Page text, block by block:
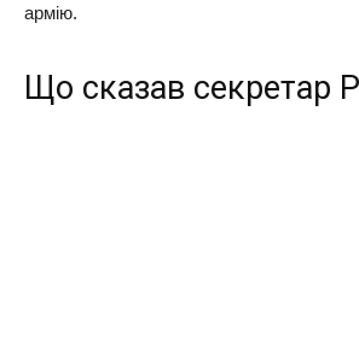
армію.
Що сказав секретар